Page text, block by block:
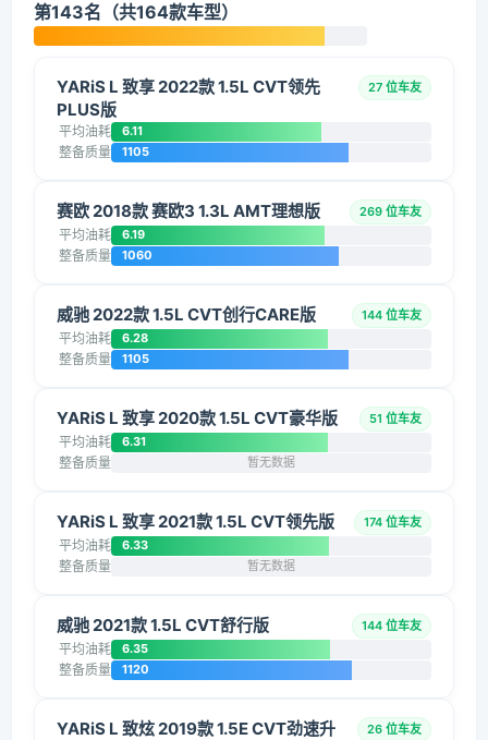
第143名（共164款车型）
YARiS L 致享 2022款 1.5L CVT领先
PLUS版
27 位车友
平均油耗 6.11
整备质量 1105
赛欧 2018款 赛欧3 1.3L AMT理想版 269 位车友
平均油耗 6.19
整备质量 1060
威驰 2022款 1.5L CVT创行CARE版 144 位车友
平均油耗 6.28
整备质量 1105
YARiS L 致享 2020款 1.5L CVT豪华版 51 位车友
平均油耗 6.31
整备质量 暂无数据
YARiS L 致享 2021款 1.5L CVT领先版 174 位车友
平均油耗 6.33
整备质量 暂无数据
威驰 2021款 1.5L CVT舒行版 144 位车友
平均油耗 6.35
整备质量 1120
YARiS L 致炫 2019款 1.5E CVT劲速升
26 位车友